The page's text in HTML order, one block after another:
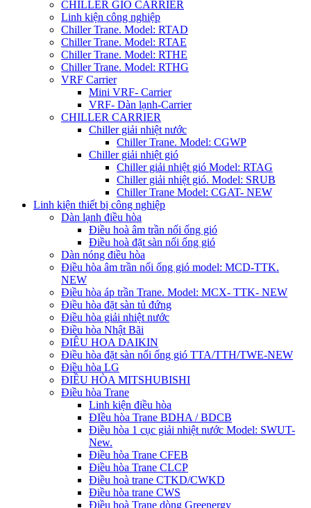
CHILLER GIÓ CARRIER
Linh kiện công nghiệp
Chiller Trane. Model: RTAD
Chiller Trane. Model: RTAE
Chiller Trane. Model: RTHE
Chiller Trane. Model: RTHG
VRF Carrier
Mini VRF- Carrier
VRF- Dàn lạnh-Carrier
CHILLER CARRIER
Chiller giải nhiệt nước
Chiller Trane. Model: CGWP
Chiller giải nhiệt gió
Chiller giải nhiệt gió Model: RTAG
Chiller giải nhiệt gió. Model: SRUB
Chiller Trane Model: CGAT- NEW
Linh kiện thiết bị công nghiệp
Dàn lạnh điều hòa
Điều hoà âm trần nối ống gió
Điều hoà đặt sàn nối ống gió
Dàn nóng điều hòa
Điều hòa âm trần nối ống gió model: MCD-TTK.
NEW
Điều hòa áp trần Trane. Model: MCX- TTK- NEW
Điều hòa đặt sàn tủ đứng
Điều hòa giải nhiệt nước
Điều hòa Nhật Bãi
ĐIÊU HOA DAIKIN
Điều hòa đặt sàn nối ống gió TTA/TTH/TWE-NEW
Điều hòa LG
ĐIỀU HÒA MITSHUBISHI
Điều hòa Trane
Linh kiện điều hòa
ĐIều hòa Trane BDHA / BDCB
Điều hòa 1 cục giải nhiệt nước Model: SWUT-
New.
Điều hòa Trane CFEB
Điều hòa Trane CLCP
Điều hoà trane CTKD/CWKD
Điều hòa trane CWS
Điều hoà Trane dòng Greenergy